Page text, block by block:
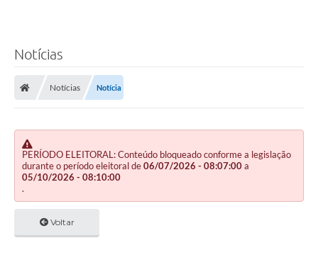
Notícias
Notícias Notícia
PERÍODO ELEITORAL: Conteúdo bloqueado conforme a legislação
durante o período eleitoral de06/07/2026 - 08:07:00a
05/10/2026 - 08:10:00
.
Voltar